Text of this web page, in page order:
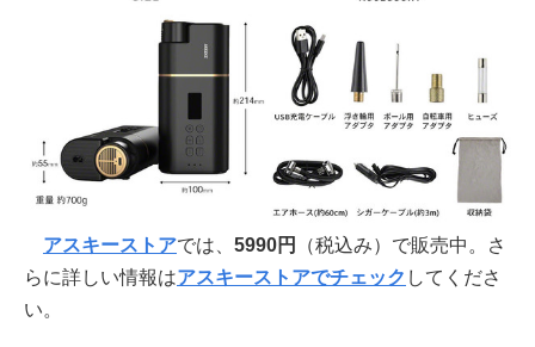
アスキーストアでは、 5990円
（税込み）で販売中。さ
らに詳しい情報はアスキーストアでチェック してくださ
い。